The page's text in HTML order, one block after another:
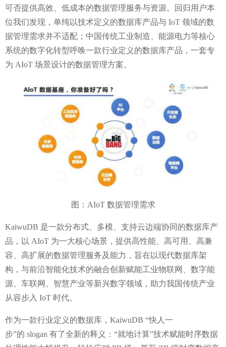
可否提供高效、低成本的数据管理服务与资源。回归用户本
位我们发现，单纯以技术定义的数据库产品与 IoT 领域的数
据管理需求并不适配；中国传统工业制造、能源电力等核心
系统的数字化转型呼唤一款行业定义的数据库产品，一套专
为 AIoT 场景设计的数据管理方案。
图： AIoT 数据管理需求
KaiwuDB 是一款分布式、多模、支持云边端协同的数据库产
品，以 AIoT 为一大核心场景，提供高性能、高可用、高兼
容、高扩展的数据管理服务及能力，旨在以现代数据库架
构，与前沿智能化技术的融合创新赋能工业物联网、数字能
源、车联网、智慧产业等新兴数字领域，助力我国传统产业
从容步入 IoT 时代。
作为一款行业定义的数据库， KaiwuDB “快人一
步”的 slogan 有了全新的释义： “就地计算”技术赋能时序数据